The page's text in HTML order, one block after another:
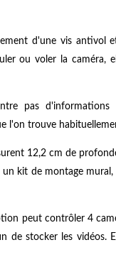
d'une vis
ou voler la caméra,
pas d'informations
l'on trouve
12,2 cm de
un kit de montage
peut contrôler 4
de stocker les vidéos.